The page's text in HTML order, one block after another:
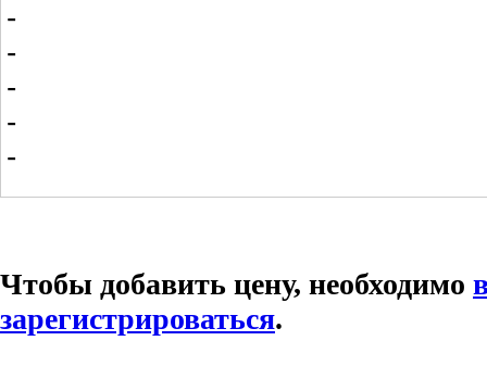
-
-
-
-
-
Чтобы добавить цену, необходимо
зарегистрироваться.